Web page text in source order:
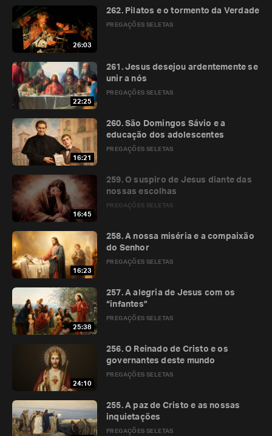
26:03
PREGAÇÕES SELETAS
262. Pilatos e o tormento da Verdade
22:25
PREGAÇÕES SELETAS
261. Jesus desejou ardentemente se
unir a nós
16:21
PREGAÇÕES SELETAS
260. São Domingos Sávio e a
educação dos adolescentes
16:45
PREGAÇÕES SELETAS
259. O suspiro de Jesus diante das
nossas escolhas
16:23
PREGAÇÕES SELETAS
258. A nossa miséria e a compaixão
do Senhor
25:38
PREGAÇÕES SELETAS
257. A alegria de Jesus com os
“infantes”
24:10
PREGAÇÕES SELETAS
256. O Reinado de Cristo e os
governantes deste mundo
PREGAÇÕES SELETAS
255. A paz de Cristo e as nossas
inquietações